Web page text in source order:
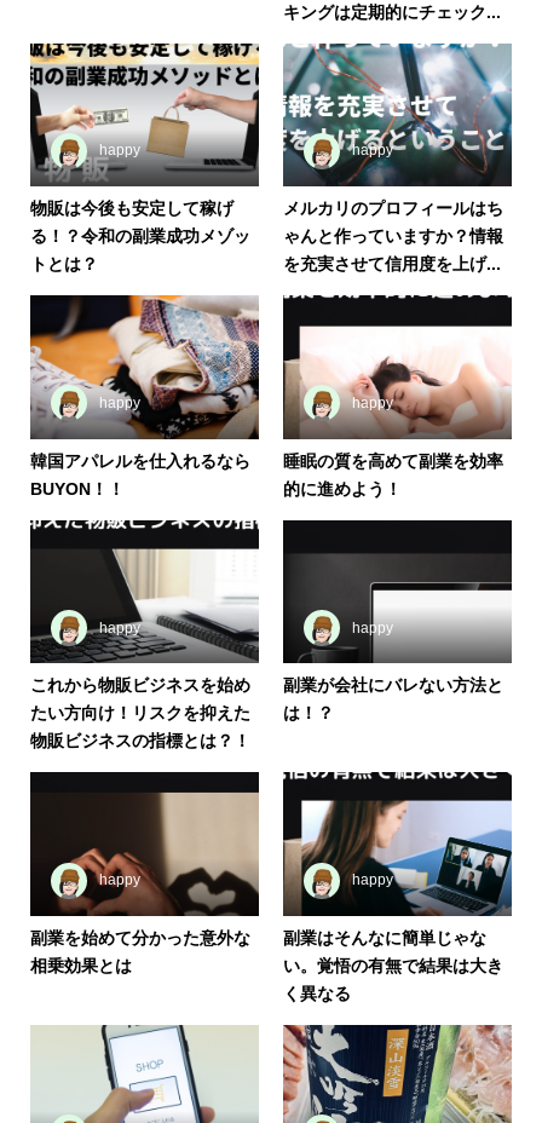
キングは定期的にチェック...
happy
物販は今後も安定して稼げ
る！？令和の副業成功メゾッ
トとは？
happy
メルカリのプロフィールはち
ゃんと作っていますか？情報
を充実させて信用度を上げ...
happy
韓国アパレルを仕入れるなら
BUYON！！
happy
睡眠の質を高めて副業を効率
的に進めよう！
happy
これから物販ビジネスを始め
たい方向け！リスクを抑えた
物販ビジネスの指標とは？！
happy
副業が会社にバレない方法と
は！？
happy
副業を始めて分かった意外な
相乗効果とは
happy
副業はそんなに簡単じゃな
い。覚悟の有無で結果は大き
く異なる